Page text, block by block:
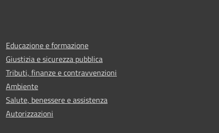
Educazione e formazione
Giustizia e sicurezza pubblica
Tributi, finanze e contravvenzioni
Ambiente
Salute, benessere e assistenza
Autorizzazioni